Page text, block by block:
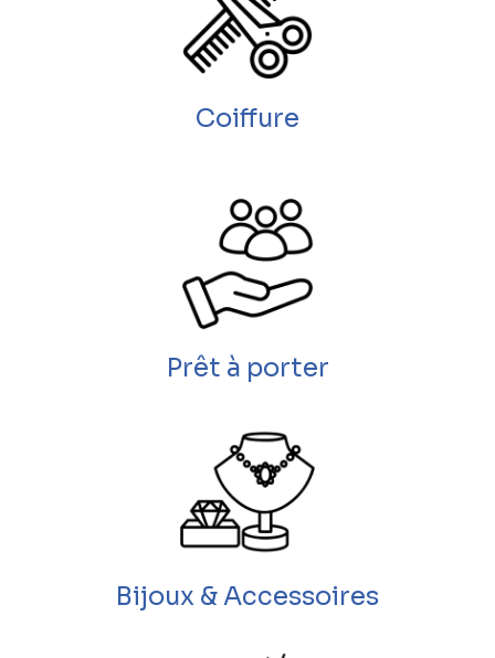
Coiffure
Prêt à porter
Bijoux & Accessoires